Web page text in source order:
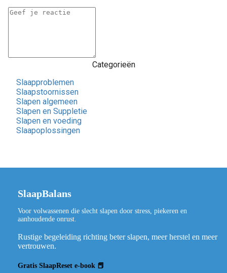
Categorieën
Slaapproblemen
Slaapstoornissen
Slapen algemeen
Slapen en Suppletie
Slapen en voeding
Slaapoplossingen
SlaapBalans
Voor volwassenen die slecht slapen door stress, piekeren en
aanhoudende onrust.
Rustige begeleiding richting beter slapen, meer herstel en meer
vertrouwen.
Gratis SlaapReset e-book 📕